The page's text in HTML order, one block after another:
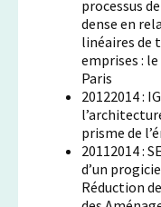
processus
dense en
linéaires de
emprises :
Paris
20122014 :
prisme de
20112014 :
d’un
Réduction